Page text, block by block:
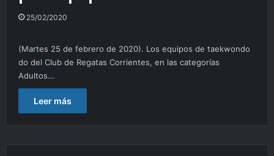
25/02/2020
(Martes 25 de febrero de 2020). Los equipos de taekwondo
do del Club de Regatas Corrientes, en las categorías
Adultos…
Leer más